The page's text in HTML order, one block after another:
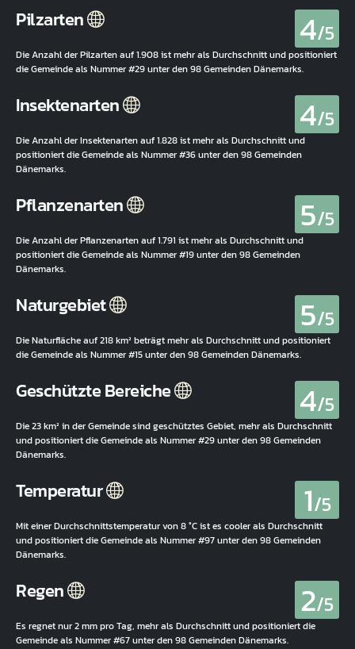
Pilzarten 4/5
Die Anzahl der Pilzarten auf 1.908 ist mehr als Durchschnitt und positioniert
die Gemeinde als Nummer #29 unter den 98 Gemeinden Dänemarks.
Insektenarten 4/5
Die Anzahl der Insektenarten auf 1.828 ist mehr als Durchschnitt und
positioniert die Gemeinde als Nummer #36 unter den 98 Gemeinden
Dänemarks.
Pflanzenarten 5/5
Die Anzahl der Pflanzenarten auf 1.791 ist mehr als Durchschnitt und
positioniert die Gemeinde als Nummer #19 unter den 98 Gemeinden
Dänemarks.
Naturgebiet 5/5
Die Naturfläche auf 218 km² beträgt mehr als Durchschnitt und positioniert
die Gemeinde als Nummer #15 unter den 98 Gemeinden Dänemarks.
Geschützte Bereiche 4/5
Die 23 km² in der Gemeinde sind geschütztes Gebiet, mehr als Durchschnitt
und positioniert die Gemeinde als Nummer #29 unter den 98 Gemeinden
Dänemarks.
Temperatur 1/5
Mit einer Durchschnittstemperatur von 8 °C ist es cooler als Durchschnitt
und positioniert die Gemeinde als Nummer #97 unter den 98 Gemeinden
Dänemarks.
Regen 2/5
Es regnet nur 2 mm pro Tag, mehr als Durchschnitt und positioniert die
Gemeinde als Nummer #67 unter den 98 Gemeinden Dänemarks.